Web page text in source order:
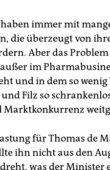
immer mit
die überzeugt von
Aber das
im
und in dem so
Filz so
Marktkonkurrenz
für Thomas de
ihn nicht aus den
was der Minister